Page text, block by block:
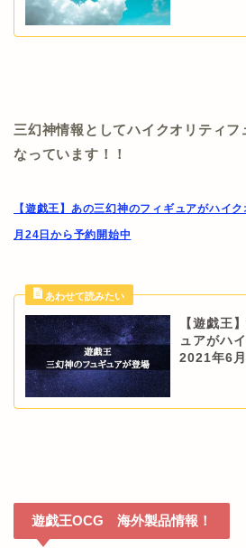
三幻神情報としてハイクオリティフ
なっています！！
【遊戯王】あの三幻神のフィギュアがハイ
月24日から予約開始中
【遊戯王
ュアがハ
2021年6
遊戯王OCG 海外製品情報！